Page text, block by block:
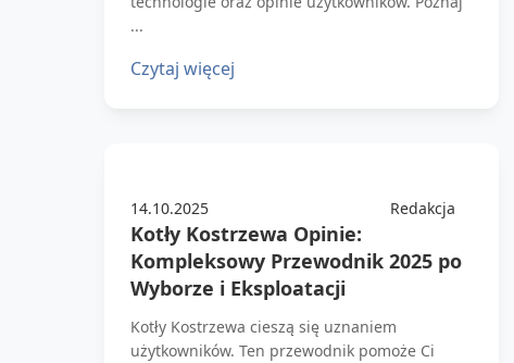
...
Czytaj więcej
14.10.2025 Redakcja
Kotły Kostrzewa Opinie:
Kompleksowy Przewodnik 2025 po
Wyborze i Eksploatacji
Kotły Kostrzewa cieszą się uznaniem
użytkowników. Ten przewodnik pomoże Ci